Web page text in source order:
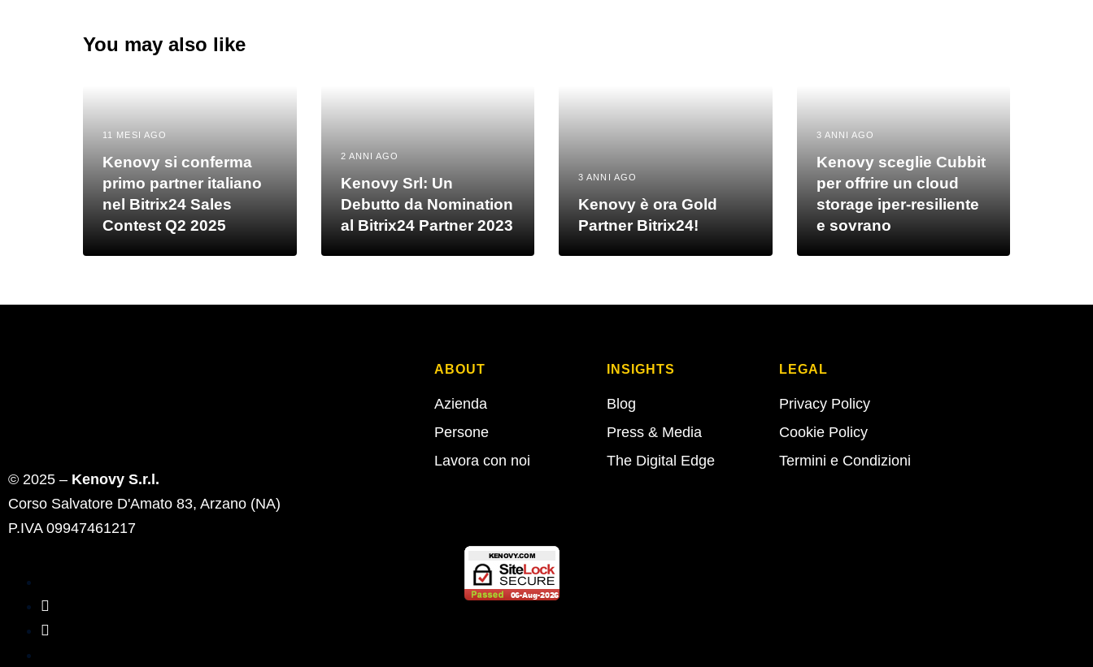
You may also like
11 MESI AGO
Kenovy si conferma
primo partner italiano
nel Bitrix24 Sales
Contest Q2 2025
2 ANNI AGO
Kenovy Srl: Un
Debutto da Nomination
al Bitrix24 Partner 2023
3 ANNI AGO
Kenovy è ora Gold
Partner Bitrix24!
3 ANNI AGO
Kenovy sceglie Cubbit
per offrire un cloud
storage iper-resiliente
e sovrano
© 2025 – Kenovy S.r.l.
Corso Salvatore D'Amato 83, Arzano (NA)
P.IVA 09947461217
ABOUT
Azienda
Persone
Lavora con noi
INSIGHTS
Blog
Press & Media
The Digital Edge
LEGAL
Privacy Policy
Cookie Policy
Termini e Condizioni